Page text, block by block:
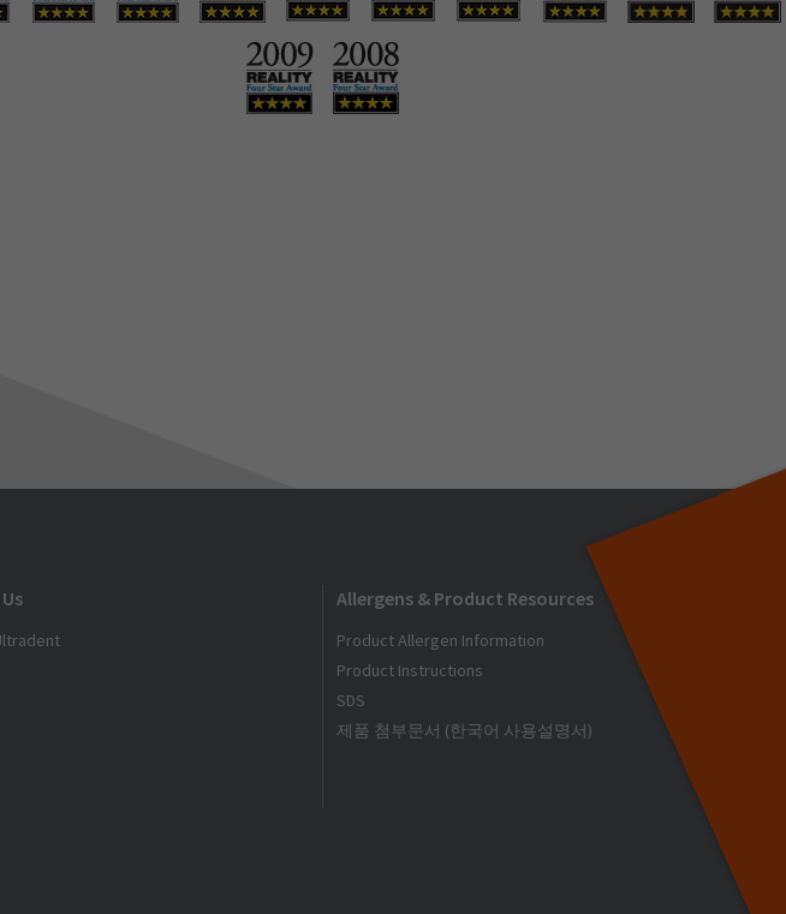
Allergens & Product Resources
Product Allergen Information
Product Instructions
SDS
제품 첨부문서 (한국어 사용설명서)